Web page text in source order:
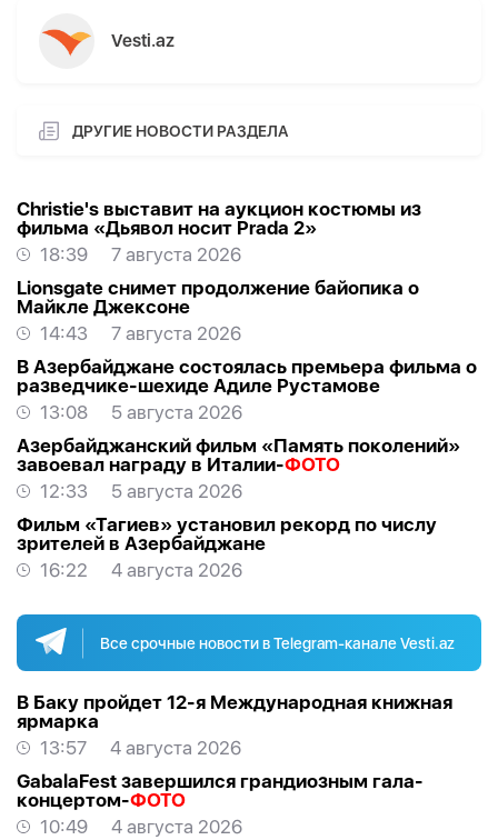
Vesti.az
ДРУГИЕ НОВОСТИ РАЗДЕЛА
Christie's выставит на аукцион костюмы из
фильма «Дьявол носит Prada 2»
18:39
7 августа 2026
Lionsgate снимет продолжение байопика о
Майкле Джексоне
14:43
7 августа 2026
В Азербайджане состоялась премьера фильма о
разведчике-шехиде Адиле Рустамове
13:08
5 августа 2026
Азербайджанский фильм «Память поколений»
завоевал награду в Италии-ФОТО
12:33
5 августа 2026
Фильм «Тагиев» установил рекорд по числу
зрителей в Азербайджане
16:22
4 августа 2026
Все срочные новости в Telegram-канале Vesti.az
В Баку пройдет 12-я Международная книжная
ярмарка
13:57
4 августа 2026
GabalaFest завершился грандиозным гала-
концертом-ФОТО
10:49
4 августа 2026